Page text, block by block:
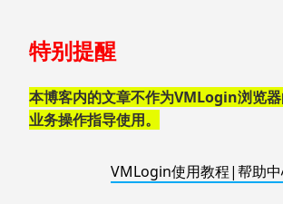
至
脚
特别提醒
本博客内的文章不作为VMLogin浏览
业务操作指导使用。
VMLogin使用教程|帮助